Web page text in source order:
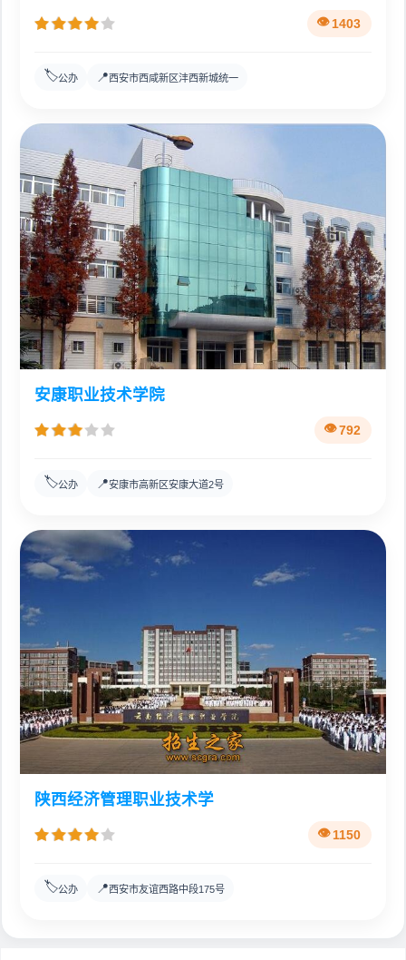
1403
🏷️公办 📍西安市西咸新区沣西新城统一
安康职业技术学院
792
🏷️公办 📍安康市高新区安康大道2号
陕西经济管理职业技术学
1150
🏷️公办 📍西安市友谊西路中段175号